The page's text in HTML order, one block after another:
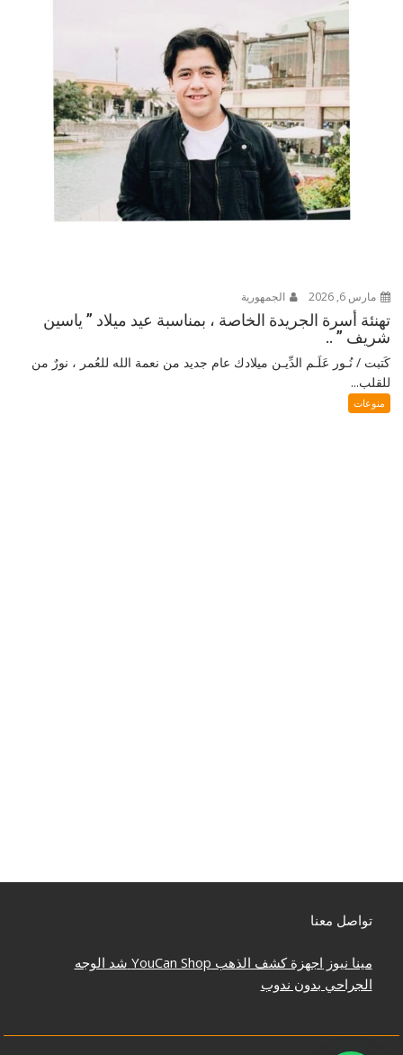
مارس 6, 2026 الجمهورية
تهنئة أسرة الجريدة الخاصة ، بمناسبة عيد ميلاد ” ياسين
شريف ” ..
كَتبت / نُـور عَلَـم الدِّيـن ميلادك عام جديد من نعمة الله للعُمر ، نورٌ من
للقلب...
منوعات
تواصل معنا
مينا نيوز اجهزة كشف الذهب YouCan Shop شد الوجه
الجراحي بدون ندوب